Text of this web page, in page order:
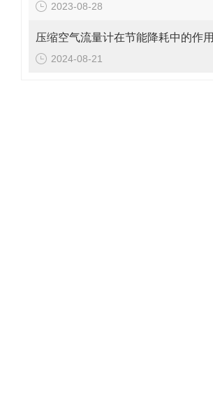
2023-08-28
压缩空气流量计在节能降耗中的作用
2024-08-21